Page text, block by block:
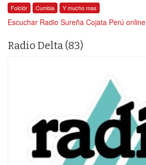
Folclór Cumbia Y mucho mas
Escuchar Radio Sureña Cojata Perú online
Radio Delta (83)